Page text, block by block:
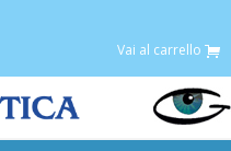
Vai al carrello